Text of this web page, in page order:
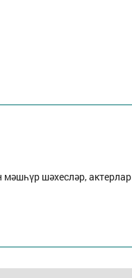
мәшһүр шәхесләр, актерлар